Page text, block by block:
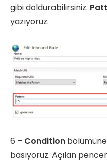
gibi doldurabilirsiniz.
yazıyoruz.
6 – Condition
basıyoruz. Açılan